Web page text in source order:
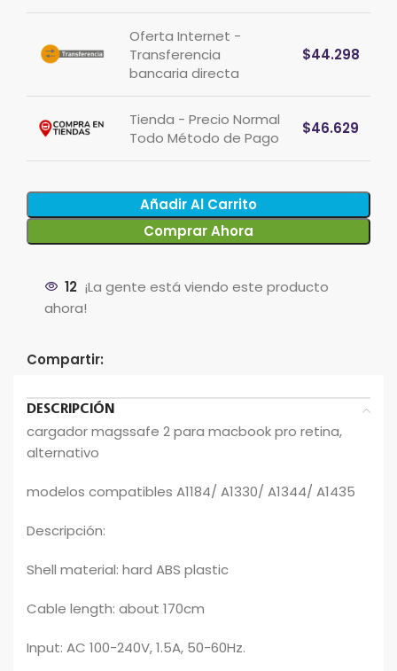
Oferta Internet -
Transferencia
bancaria directa
$44.298
Tienda - Precio Normal
Todo Método de Pago
$46.629
Añadir Al Carrito
Comprar Ahora
12 ¡La gente está viendo este producto
ahora!
Compartir:
DESCRIPCIÓN
cargador magssafe 2 para macbook pro retina,
alternativo
modelos compatibles A1184/ A1330/ A1344/ A1435
Descripción:
Shell material: hard ABS plastic
Cable length: about 170cm
Input: AC 100-240V, 1.5A, 50-60Hz.